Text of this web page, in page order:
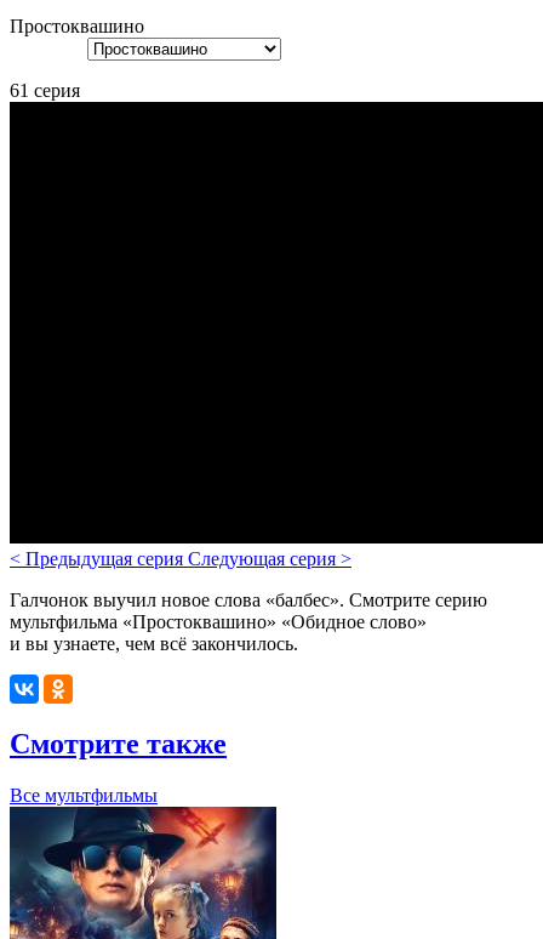
Простоквашино
61 серия
< Предыдущая серия Следующая серия >
Галчонок выучил новое слова «балбес». Смотрите серию
мультфильма «Простоквашино» «Обидное слово»
и вы узнаете, чем всё закончилось.
Смотрите также
Все мультфильмы